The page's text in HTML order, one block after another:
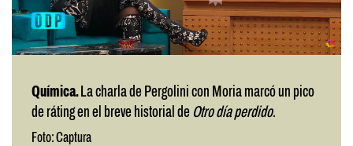
Química. La charla de Pergolini con Moria marcó un pico
de ráting en el breve historial de Otro día perdido.
Foto: Captura